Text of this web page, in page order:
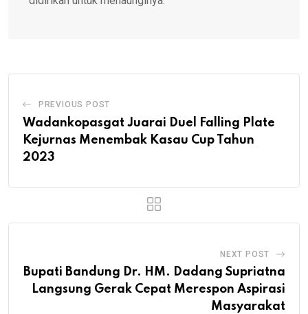
PREVIOUS POST
Wadankopasgat Juarai Duel Falling Plate
Kejurnas Menembak Kasau Cup Tahun
2023
NEXT POST
Bupati Bandung Dr. HM. Dadang Supriatna
Langsung Gerak Cepat Merespon Aspirasi
Masyarakat